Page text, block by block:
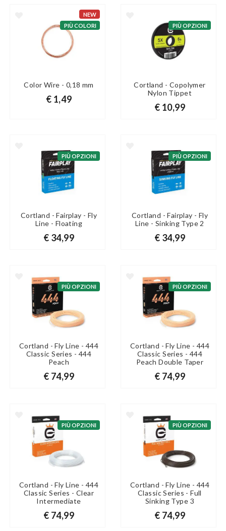
NEW
PIÙ COLORI
Color Wire - 0,18 mm
€ 1,49
PIÙ OPZIONI
Cortland - Copolymer
Nylon Tippet
€ 10,99
PIÙ OPZIONI
Cortland - Fairplay - Fly
Line - Floating
€ 34,99
PIÙ OPZIONI
Cortland - Fairplay - Fly
Line - Sinking Type 2
€ 34,99
PIÙ OPZIONI
Cortland - Fly Line - 444
Classic Series - 444
Peach
€ 74,99
PIÙ OPZIONI
Cortland - Fly Line - 444
Classic Series - 444
Peach Double Taper
€ 74,99
PIÙ OPZIONI
Cortland - Fly Line - 444
Classic Series - Clear
Intermediate
€ 74,99
PIÙ OPZIONI
Cortland - Fly Line - 444
Classic Series - Full
Sinking Type 3
€ 74,99